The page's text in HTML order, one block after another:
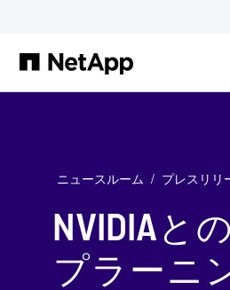
ニュースルーム プレスリリ
NVIDIAと
プラーニ